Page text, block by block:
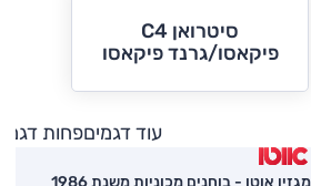
סיטרואן C4
פיקאסו/גרנד פיקאסו
עוד דגמיםפחות דגמים
מגזין אוטו - בוחנים מכוניות משנת 1986